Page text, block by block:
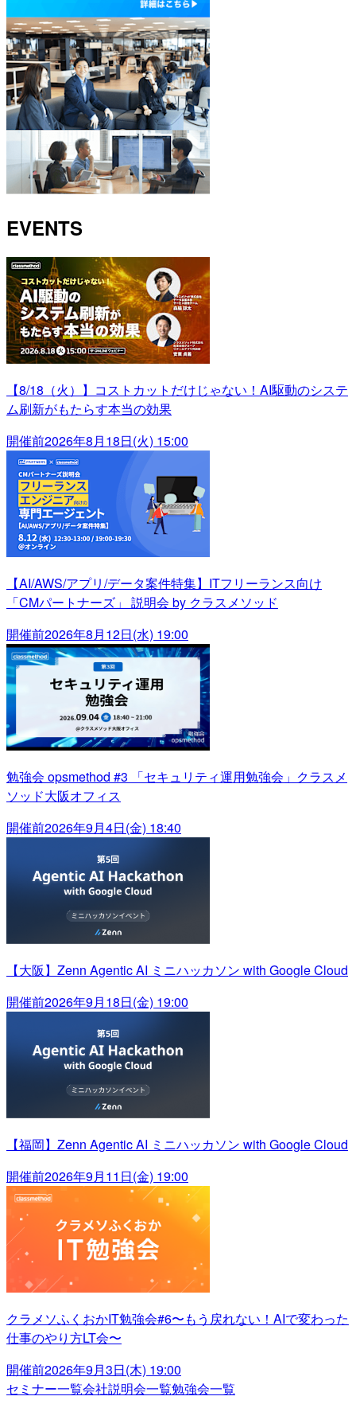
EVENTS
【8/18（火）】コストカットだけじゃない！AI駆動のシステ
ム刷新がもたらす本当の効果
開催前2026年8月18日(火) 15:00
【AI/AWS/アプリ/データ案件特集】ITフリーランス向け
「CMパートナーズ」 説明会 by クラスメソッド
開催前2026年8月12日(水) 19:00
勉強会 opsmethod #3 「セキュリティ運用勉強会」クラスメ
ソッド大阪オフィス
開催前2026年9月4日(金) 18:40
【大阪】Zenn Agentic AI ミニハッカソン with Google Cloud
開催前2026年9月18日(金) 19:00
【福岡】Zenn Agentic AI ミニハッカソン with Google Cloud
開催前2026年9月11日(金) 19:00
クラメソふくおかIT勉強会#6〜もう戻れない！AIで変わった
仕事のやり方LT会〜
開催前2026年9月3日(木) 19:00
セミナー一覧会社説明会一覧勉強会一覧